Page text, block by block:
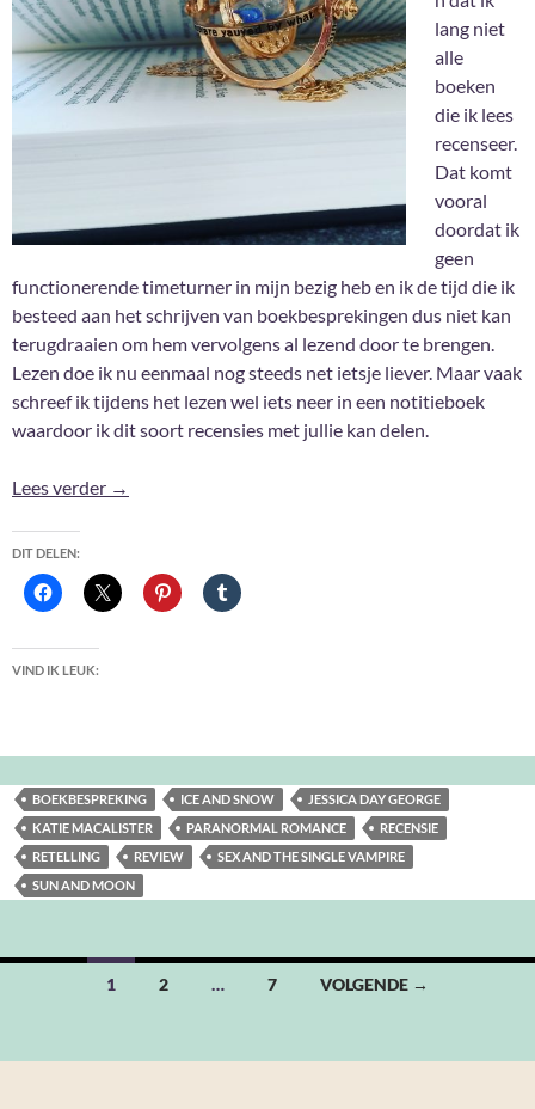
lang niet
alle
boeken
die ik lees
recenseer.
Dat komt
vooral
doordat ik
geen
functionerende timeturner in mijn bezig heb en ik de tijd die ik
besteed aan het schrijven van boekbesprekingen dus niet kan
terugdraaien om hem vervolgens al lezend door te brengen.
Lezen doe ik nu eenmaal nog steeds net ietsje liever. Maar vaak
schreef ik tijdens het lezen wel iets neer in een notitieboek
waardoor ik dit soort recensies met jullie kan delen.
Lees verder Oh ja, deze las ik ook nog #6
→
DIT DELEN:
VIND IK LEUK:
BOEKBESPREKING ICE AND SNOW
JESSICA DAY GEORGE
KATIE MACALISTER
PARANORMAL ROMANCE
RECENSIE
RETELLING
REVIEW
SEX AND THE SINGLE VAMPIRE
SUN AND MOON
Berichten
1 2 … 7 VOLGENDE →